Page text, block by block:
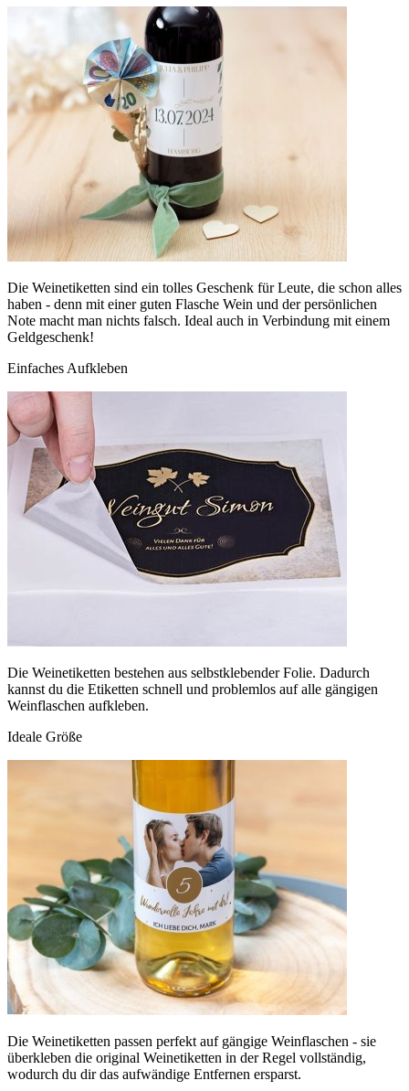
Die Weinetiketten sind ein tolles Geschenk für Leute, die schon alles
haben - denn mit einer guten Flasche Wein und der persönlichen
Note macht man nichts falsch. Ideal auch in Verbindung mit einem
Geldgeschenk!
Einfaches Aufkleben
Die Weinetiketten bestehen aus selbstklebender Folie. Dadurch
kannst du die Etiketten schnell und problemlos auf alle gängigen
Weinflaschen aufkleben.
Ideale Größe
Die Weinetiketten passen perfekt auf gängige Weinflaschen - sie
überkleben die original Weinetiketten in der Regel vollständig,
wodurch du dir das aufwändige Entfernen ersparst.